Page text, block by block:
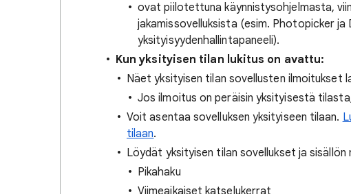
ovat piilotettuna käynnistysohjelmasta,
jakamissovelluksista (esim. Photopicker
yksityisyydenhallintapaneeli).
Kun yksityisen tilan lukitus on avattu:
Näet yksityisen tilan sovellusten ilmoitukset
Jos ilmoitus on peräisin yksityisestä
Voit asentaa sovelluksen yksityiseen tilaan.
tilaan.
Löydät yksityisen tilan sovellukset ja sisällön
Pikahaku
Viimeaikaiset katselukerrat